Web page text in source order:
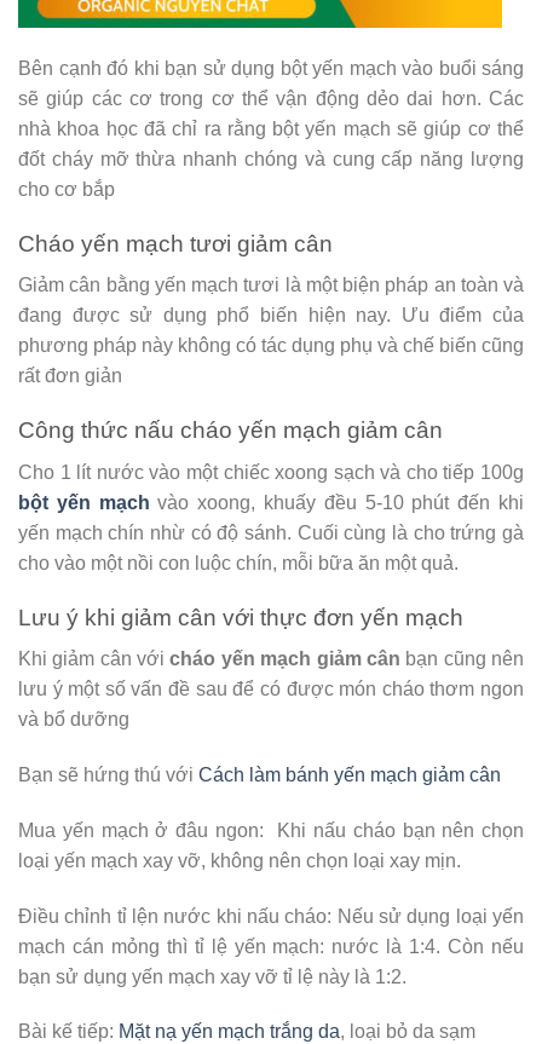
Bên cạnh đó khi bạn sử dụng bột yến mạch vào buổi sáng
sẽ giúp các cơ trong cơ thể vận động dẻo dai hơn. Các
nhà khoa học đã chỉ ra rằng bột yến mạch sẽ giúp cơ thể
đốt cháy mỡ thừa nhanh chóng và cung cấp năng lượng
cho cơ bắp
Cháo yến mạch tươi giảm cân
Giảm cân bằng yến mạch tươi là một biện pháp an toàn và
đang được sử dụng phổ biến hiện nay. Ưu điểm của
phương pháp này không có tác dụng phụ và chế biến cũng
rất đơn giản
Công thức nấu cháo yến mạch giảm cân
Cho 1 lít nước vào một chiếc xoong sạch và cho tiếp 100g
bột yến mạch vào xoong, khuấy đều 5-10 phút đến khi
yến mạch chín nhừ có độ sánh. Cuối cùng là cho trứng gà
cho vào một nồi con luộc chín, mỗi bữa ăn một quả.
Lưu ý khi giảm cân với thực đơn yến mạch
Khi giảm cân vớicháo yến mạch giảm cân bạn cũng nên
lưu ý một số vấn đề sau để có được món cháo thơm ngon
và bổ dưỡng
Bạn sẽ hứng thú với Cách làm bánh yến mạch giảm cân
Mua yến mạch ở đâu ngon: Khi nấu cháo bạn nên chọn
loại yến mạch xay vỡ, không nên chọn loại xay mịn.
Điều chỉnh tỉ lện nước khi nấu cháo: Nếu sử dụng loại yến
mạch cán mỏng thì tỉ lệ yến mạch: nước là 1:4. Còn nếu
bạn sử dụng yến mạch xay vỡ tỉ lệ này là 1:2.
Bài kế tiếp: Mặt nạ yến mạch trắng da, loại bỏ da sạm